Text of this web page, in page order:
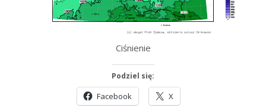
Ciśnienie
Podziel się:
Facebook X